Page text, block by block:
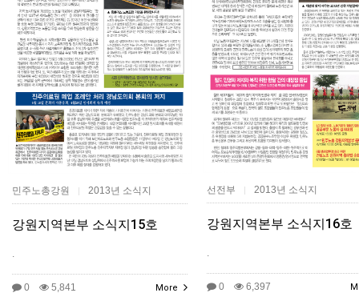
선전부 | 2013년 소식지
강원지역본부 소식지16호
0 6,397
민주노총강원 | 2013년 소식지
강원지역본부 소식지15호
0 5,841 More